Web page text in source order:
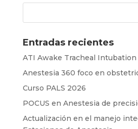
Entradas recientes
ATI Awake Tracheal Intubation
Anestesia 360 foco en
Curso PALS 2026
POCUS en Anestesia de
Actualización en el manejo